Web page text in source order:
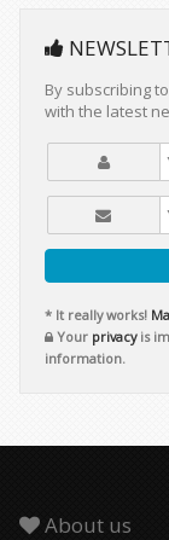
By subscribing
with the latest
* It really works!
Your privacyis
information.
About us